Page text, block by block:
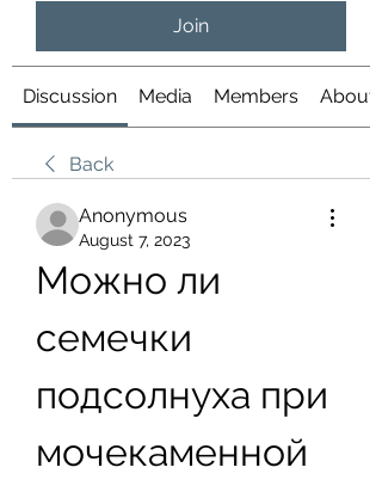
Join
Discussion Media Members About
Back
Anonymous
August 7, 2023
Можно ли
семечки
подсолнуха при
мочекаменной